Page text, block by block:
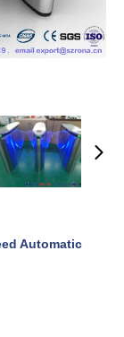
Automatic